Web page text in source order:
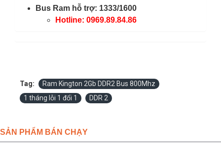
Bus Ram hỗ trợ: 1333/1600
Hotline: 0969.89.84.86
Tag:
Ram Kington 2Gb DDR2 Bus 800Mhz
1 tháng lỗi 1 đổi 1
DDR 2
SẢN PHẨM BÁN CHẠY